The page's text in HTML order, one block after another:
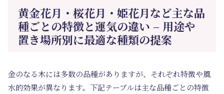
黄金花月・桜花月・姫花月など主な品
種ごとの特徴と運気の違い – 用途や
置き場所別に最適な種類の提案
金のなる木には多数の品種がありますが、それぞれ特徴や風
水的効果が異なります。下記テーブルは主な品種ごとの特徴